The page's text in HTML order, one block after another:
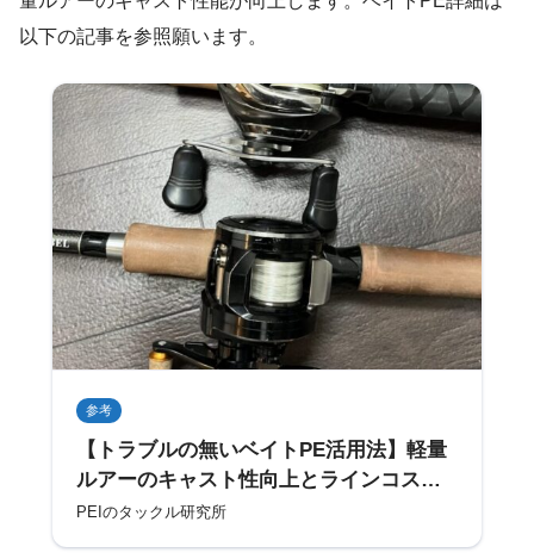
以下の記事を参照願います。
参考
【トラブルの無いベイトPE活用法】軽量
ルアーのキャスト性向上とラインコスト
削減
PEIのタックル研究所